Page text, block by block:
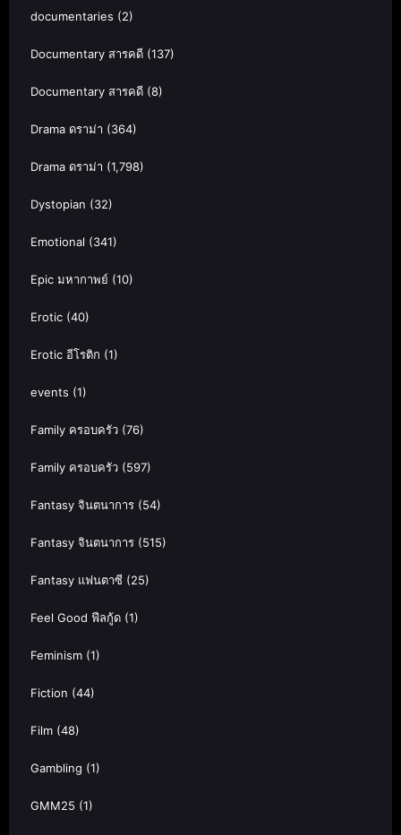
documentaries (2)
Documentary สารคดี (137)
Documentary สารคดี (8)
Drama ดราม่า (364)
Drama ดราม่า (1,798)
Dystopian (32)
Emotional (341)
Epic มหากาพย์ (10)
Erotic (40)
Erotic อีโรติก (1)
events (1)
Family ครอบครัว (76)
Family ครอบครัว (597)
Fantasy จินตนาการ (54)
Fantasy จินตนาการ (515)
Fantasy แฟนตาซี (25)
Feel Good ฟีลกู้ด (1)
Feminism (1)
Fiction (44)
Film (48)
Gambling (1)
GMM25 (1)